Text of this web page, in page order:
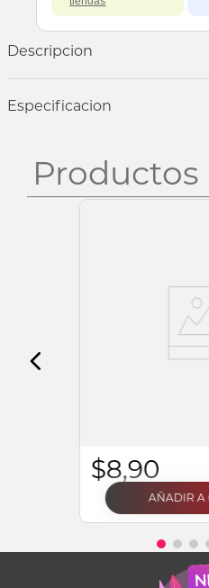
Descripcion
Especificacion
$8,90
AÑADIR A